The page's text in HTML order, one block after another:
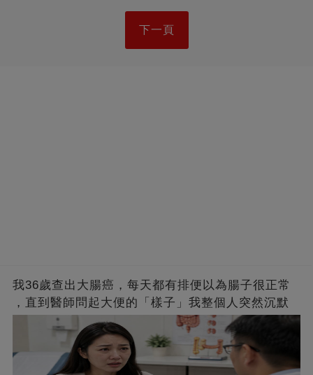
下一頁
我36歲查出大腸癌，每天都有排便以為腸子很正常
，直到醫師問起大便的「樣子」我整個人突然沉默